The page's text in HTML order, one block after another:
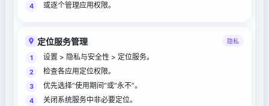
或逐个管理应用权限。
定位服务管理 隐私
设置 > 隐私与安全性 > 定位服务。
检查各应用定位权限。
优先选择“使用期间”或“永不”。
关闭系统服务中非必要定位。